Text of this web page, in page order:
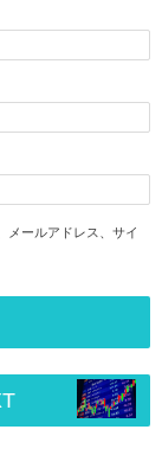
メールアドレス、サイ